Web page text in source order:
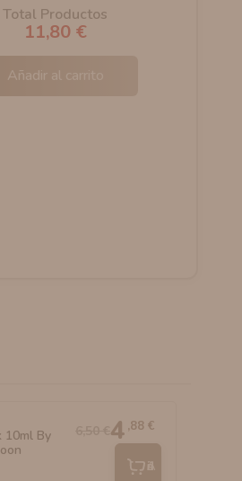
Total Productos
11,80 €
Añadir al carrito
10ml By
4 ,88 €
Añadir